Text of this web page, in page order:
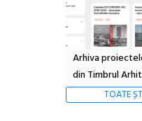
Arhiva
din Timbrul
TOATE